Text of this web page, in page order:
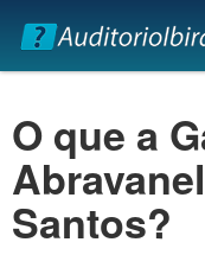
O que a
Santos?